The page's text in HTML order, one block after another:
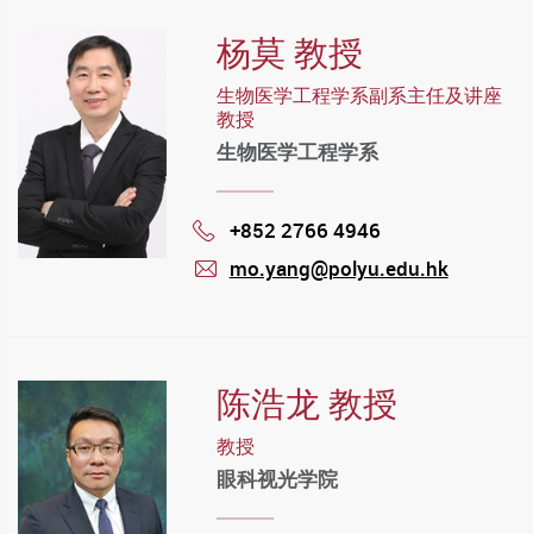
杨莫 教授
生物医学工程学系副系主任及讲座
教授
生物医学工程学系
Phone
+852 2766 4946
mo.yang@polyu.edu.hk
陈浩龙 教授
教授
眼科视光学院